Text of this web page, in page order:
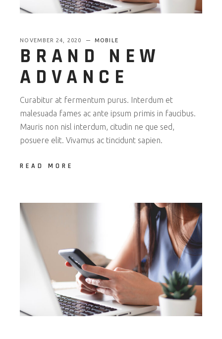
NOVEMBER 24, 2020 MOBILE
BRAND NEW
ADVANCE
Curabitur at fermentum purus. Interdum et
malesuada fames ac ante ipsum primis in faucibus.
Mauris non nisl interdum, citudin ne que sed,
posuere elit. Vivamus ac tincidunt sapien.
READ MORE